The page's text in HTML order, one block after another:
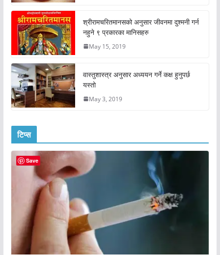
श्रीरामचरितमानसको अनुसार जीवनमा दुश्मनी गर्न
नहुने ९ प्रकारका मानिसहरु
May 15, 2019
वास्तुशास्त्र अनुसार अध्ययन गर्ने कक्ष हुनुपर्छ
यस्तो
May 3, 2019
टिप्स
Save